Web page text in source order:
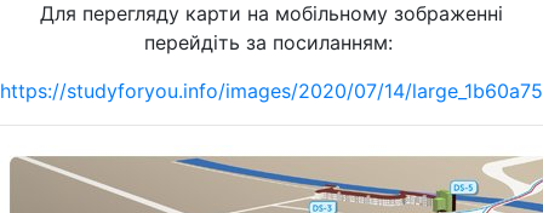
Для перегляду карти на мобільному зображенні
перейдіть за посиланням:
https://studyforyou.info/images/2020/07/14/